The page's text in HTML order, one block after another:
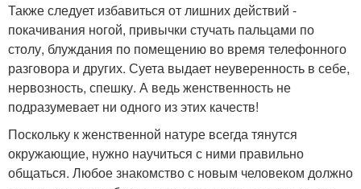
Также следует избавиться от лишних действий -
покачивания ногой, привычки стучать пальцами по
столу, блуждания по помещению во время телефонного
разговора и других. Суета выдает неуверенность в себе,
нервозность, спешку. А ведь женственность не
подразумевает ни одного из этих качеств!
Поскольку к женственной натуре всегда тянутся
окружающие, нужно научиться с ними правильно
общаться. Любое знакомство с новым человеком должно